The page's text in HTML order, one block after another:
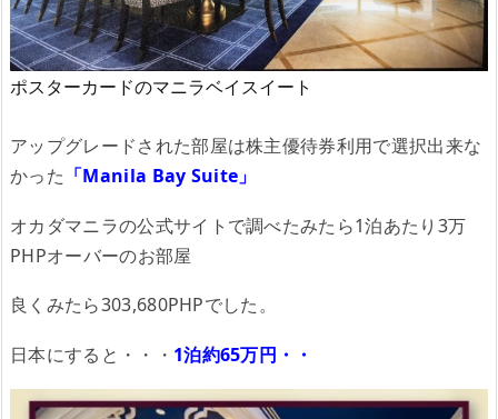
ポスターカードのマニラベイスイート
アップグレードされた部屋は株主優待券利用で選択出来な
かった 「Manila Bay Suite」
オカダマニラの公式サイトで調べたみたら1泊あたり3万
PHPオーバーのお部屋
良くみたら303,680PHPでした。
日本にすると・・・ 1泊約65万円・・